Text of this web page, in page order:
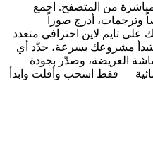
مباشرة من المتصفح. اجمع
أدرج صوراً
تايم لاين احترافي متعدد
مشروعك بسرعة، حدّد أي
العريضة، وصدّر بجودة
— فقط اسحب وأفلت وابدأ